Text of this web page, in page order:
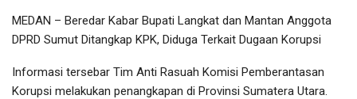
MEDAN – Beredar Kabar Bupati Langkat dan Mantan Anggota
DPRD Sumut Ditangkap KPK, Diduga Terkait Dugaan Korupsi
Informasi tersebar Tim Anti Rasuah Komisi Pemberantasan
Korupsi melakukan penangkapan di Provinsi Sumatera Utara.